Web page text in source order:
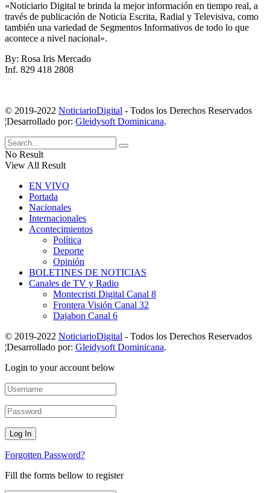
«Noticiario Digital te brinda la mejor información en tiempo real, a
través de publicación de Noticia Escrita, Radial y Televisiva, como
también una variedad de Segmentos Informativos de todo lo que
acontece a nivel nacional».
By: Rosa Iris Mercado
Inf. 829 418 2808
© 2019-2022 NoticiarioDigital - Todos los Derechos Reservados
¦Desarrollado por: Gleidysoft Dominicana.
No Result
View All Result
EN VIVO
Portada
Nacionales
Internacionales
Acontecimientos
Política
Deporte
Opinión
BOLETINES DE NOTICIAS
Canales de TV y Radio
Montecristi Digital Canal 8
Frontera Visión Canal 32
Dajabon Canal 6
© 2019-2022 NoticiarioDigital - Todos los Derechos Reservados
¦Desarrollado por: Gleidysoft Dominicana.
Login to your account below
Forgotten Password?
Fill the forms bellow to register